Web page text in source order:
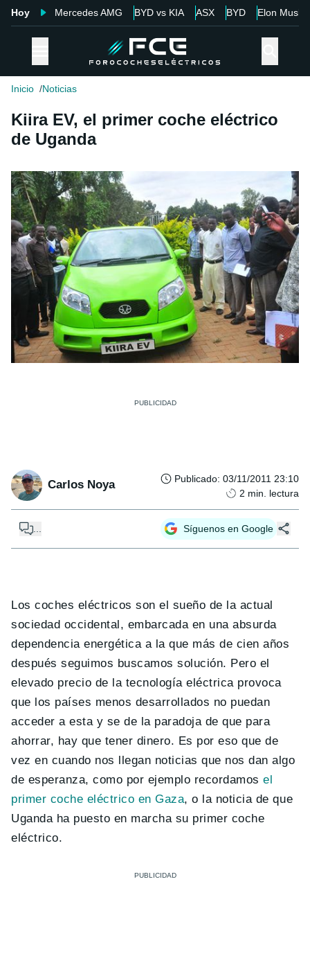
Hoy Mercedes AMG BYD vs KIA ASX BYD Elon Musk
Inicio Noticias
Kiira EV, el primer coche eléctrico
de Uganda
Carlos Noya Publicado: 03/11/2011 23:10
2 min. lectura
Síguenos en Google
Los coches eléctricos son el sueño de la actual
sociedad occidental, embarcada en una absurda
dependencia energética a la que más de cien años
después seguimos buscamos solución. Pero el
elevado precio de la tecnología eléctrica provoca
que los países menos desarrollados no puedan
acceder a esta y se de la paradoja de que para
ahorrar, hay que tener dinero. Es por eso que de
vez en cuando nos llegan noticias que nos dan algo
de esperanza, como por ejemplo recordamosel
primer coche eléctrico en Gaza, o la noticia de que
Uganda ha puesto en marcha su primer coche
eléctrico.